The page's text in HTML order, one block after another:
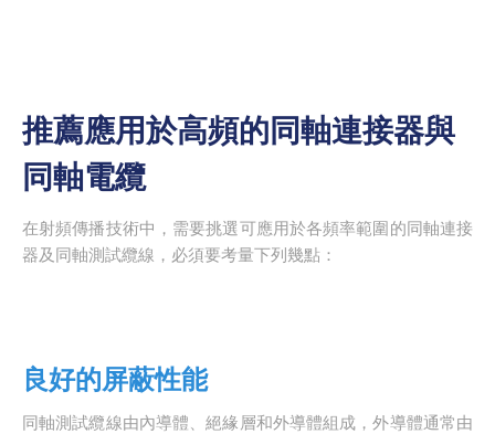
推薦應用於高頻的同軸連接器與
同軸電纜
在射頻傳播技術中，需要挑選可應用於各頻率範圍的同軸連接
器及同軸測試纜線，必須要考量下列幾點：
良好的屏蔽性能
同軸測試纜線由內導體、絕緣層和外導體組成，外導體通常由